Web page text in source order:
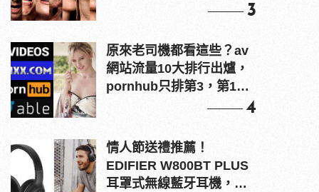
3
原來老司機都看這些？av
網站流量10大排行出爐，
pornhub只排第3，第1名
4
情人節送禮推薦！
EDIFIER W800BT PLUS
耳罩式無線藍牙耳機，在